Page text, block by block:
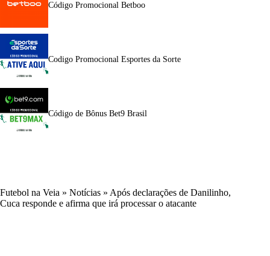
Código Promocional Betboo
Codigo Promocional Esportes da Sorte
Código de Bônus Bet9 Brasil
Futebol na Veia » Notícias » Após declarações de Danilinho,
Cuca responde e afirma que irá processar o atacante